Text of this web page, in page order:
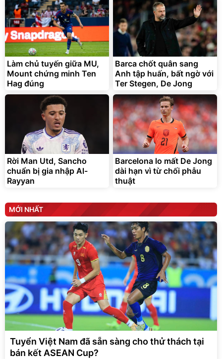
Lót ghế ôtô, nâng lưng
chống nóng giúp thoải mái
trong di chuyển
295.000đ
Đã bán nhiều
Làm chủ tuyến giữa MU,
Mount chứng minh Ten
Hag đúng
Barca chốt quân sang
Anh tập huấn, bất ngờ với
Ter Stegen, De Jong
Rời Man Utd, Sancho
chuẩn bị gia nhập Al-
Rayyan
Barcelona lo mất De Jong
dài hạn vì từ chối phẫu
thuật
MỚI NHẤT
Tuyển Việt Nam đã sẵn sàng cho thử thách tại
bán kết ASEAN Cup?